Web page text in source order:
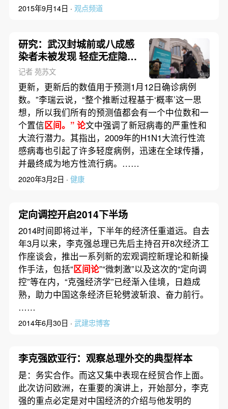
2015年9月14日 · 观点频道
研究：武汉封城前或八成感
染者未被发现 轻症无症隐蔽
性强
记者 苑苏文
更新，更新后的数值用于预测1月12日确诊病例
数。”李瑞云说，“整个推断过程基于‘概率’这一思
想，所以我们所有的预测值都会有一个中位数和一
个置信区间。” 论文中强调了新冠病毒的严重性和
大流行潜力。其指出，2009年的H1N1大流行性流
感病毒也引起了许多轻度病例，迅速在全球传播，
并最终成为地方性流行病。……
2020年3月2日 · 健康
定向调控开启2014下半场
2014时间即将过半，下半年的经济任重道远。自去
年3月以来，李克强总理已先后主持召开8次经济工
作座谈会，推出一系列新的宏观调控新理论和新操
作手法，包括“区间论”“微刺激”以及这次的“定向调
控”等在内，“克强经济学”已经渐入佳境，日趋成
熟，助力中国这条经济巨轮劈波斩浪、奋力前行。
……
2014年6月30日 · 武建忠博客
李克强欧亚行：观察总理外交的典型样本
是：务实合作。而这又集中表现在经贸合作上面。
此次访问欧洲，在重要的演讲上，开始部分，李克
强的重点必定是对中国经济的介绍与他发明的